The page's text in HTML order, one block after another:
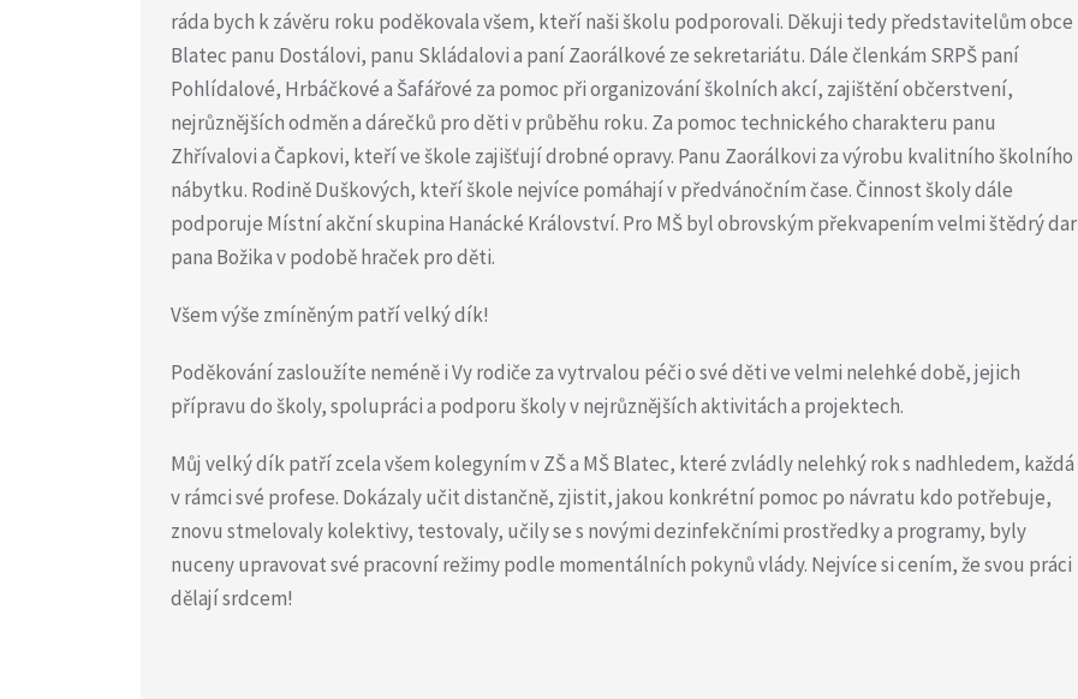
ráda bych k závěru roku poděkovala všem, kteří naši školu podporovali. Děkuji tedy představitelům obce
Blatec panu Dostálovi, panu Skládalovi a paní Zaorálkové ze sekretariátu. Dále členkám SRPŠ paní
Pohlídalové, Hrbáčkové a Šafářové za pomoc při organizování školních akcí, zajištění občerstvení,
nejrůznějších odměn a dárečků pro děti v průběhu roku. Za pomoc technického charakteru panu
Zhřívalovi a Čapkovi, kteří ve škole zajišťují drobné opravy. Panu Zaorálkovi za výrobu kvalitního školního
nábytku. Rodině Duškových, kteří škole nejvíce pomáhají v předvánočním čase. Činnost školy dále
podporuje Místní akční skupina Hanácké Království. Pro MŠ byl obrovským překvapením velmi štědrý dar
pana Božika v podobě hraček pro děti.
Všem výše zmíněným patří velký dík!
Poděkování zasloužíte neméně i Vy rodiče za vytrvalou péči o své děti ve velmi nelehké době, jejich
přípravu do školy, spolupráci a podporu školy v nejrůznějších aktivitách a projektech.
Můj velký dík patří zcela všem kolegyním v ZŠ a MŠ Blatec, které zvládly nelehký rok s nadhledem, každá
v rámci své profese. Dokázaly učit distančně, zjistit, jakou konkrétní pomoc po návratu kdo potřebuje,
znovu stmelovaly kolektivy, testovaly, učily se s novými dezinfekčními prostředky a programy, byly
nuceny upravovat své pracovní režimy podle momentálních pokynů vlády. Nejvíce si cením, že svou práci
dělají srdcem!